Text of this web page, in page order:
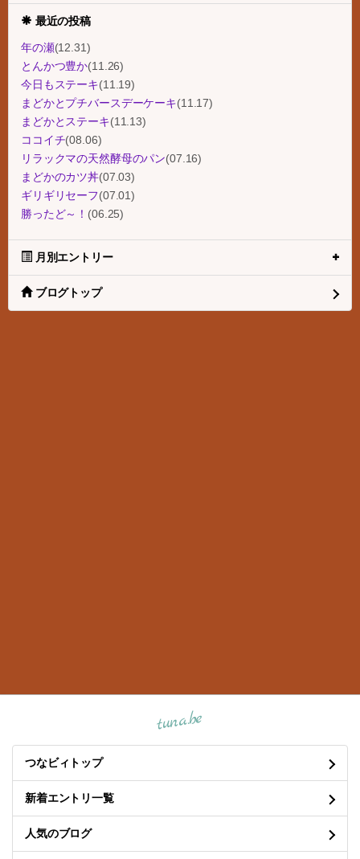
最近の投稿
年の瀬(12.31)
とんかつ豊か(11.26)
今日もステーキ(11.19)
まどかとプチバースデーケーキ(11.17)
まどかとステーキ(11.13)
ココイチ(08.06)
リラックマの天然酵母のパン(07.16)
まどかのカツ丼(07.03)
ギリギリセーフ(07.01)
勝ったど～！ (06.25)
月別エントリー
ブログトップ
tuna.be
つなビィトップ
新着エントリ一覧
人気のブログ